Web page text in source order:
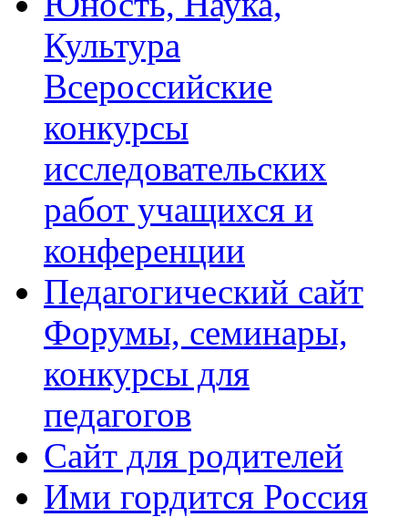
Культура
Всероссийские
конкурсы
исследовательских
работ учащихся и
конференции
Педагогический сайт
Форумы, семинары,
конкурсы для
педагогов
Сайт для родителей
Ими гордится Россия